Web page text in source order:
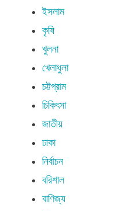
ইসলাম
কৃষি
খুলনা
খেলাধুলা
চট্টগ্রাম
চিকিৎসা
জাতীয়
ঢাকা
নির্বাচন
বরিশাল
বাণিজ্য